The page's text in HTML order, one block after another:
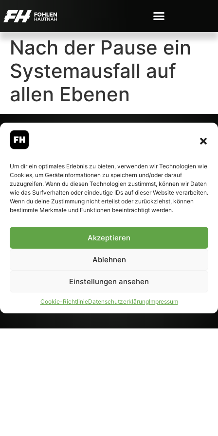
Um dir ein optimales Erlebnis zu bieten, verwenden wir Technologien wie
Cookies, um Geräteinformationen zu speichern und/oder darauf
zuzugreifen. Wenn du diesen Technologien zustimmst, können wir Daten
wie das Surfverhalten oder eindeutige IDs auf dieser Website verarbeiten.
Wenn du deine Zustimmung nicht erteilst oder zurückziehst, können
bestimmte Merkmale und Funktionen beeinträchtigt werden.
Akzeptieren
Ablehnen
Einstellungen ansehen
Cookie-RichtlinieDatenschutzerklärungImpressum
Nach der Pause ein
Systemausfall auf
allen Ebenen
– Alle rechte vorbehalten.
Fohlen-Hautnah.de ist ein
offiziell eingetragenes Magazin
bei der Deutschen
Nationalbibliothek (ISSN 1868-
Weiterverarbeitung, auch
Genehmigung.
PARTNER WERDEN
AGB